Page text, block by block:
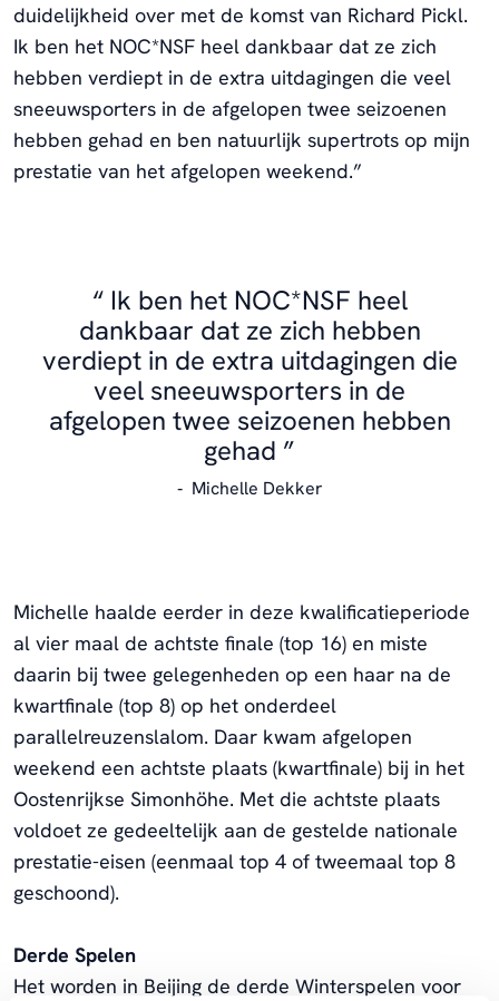
duidelijkheid over met de komst van Richard Pickl.
Ik ben het NOC*NSF heel dankbaar dat ze zich
hebben verdiept in de extra uitdagingen die veel
sneeuwsporters in de afgelopen twee seizoenen
hebben gehad en ben natuurlijk supertrots op mijn
prestatie van het afgelopen weekend.”
Ik ben het NOC*NSF heel
dankbaar dat ze zich hebben
verdiept in de extra uitdagingen die
veel sneeuwsporters in de
afgelopen twee seizoenen hebben
gehad
Michelle Dekker
Michelle haalde eerder in deze kwalificatieperiode
al vier maal de achtste finale (top 16) en miste
daarin bij twee gelegenheden op een haar na de
kwartfinale (top 8) op het onderdeel
parallelreuzenslalom. Daar kwam afgelopen
weekend een achtste plaats (kwartfinale) bij in het
Oostenrijkse Simonhöhe. Met die achtste plaats
voldoet ze gedeeltelijk aan de gestelde nationale
prestatie-eisen (eenmaal top 4 of tweemaal top 8
geschoond).
Derde Spelen
Het worden in Beijing de derde Winterspelen voor